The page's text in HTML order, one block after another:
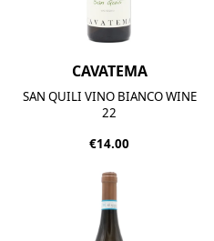
CAVATEMA
SAN QUILI VINO BIANCOWINE
22
€14.00